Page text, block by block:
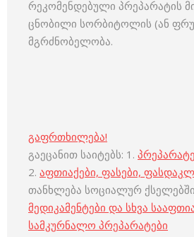
რეკომენდებული პრეპარატის
ცნობილი სორბიტოლის (ან
მგრძნობელობა.
გაფრთხილება!
გაეცანით საიტებს: 1.
2. აფთიაქები, ფასები,
თანხლება სოციალურ
მედიკამენტები და სხვა
სამკურნალო პრეპარატები